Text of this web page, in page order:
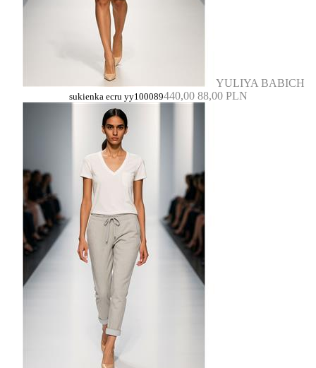
YULIYA BABICH
sukienka ecru yy100089440,00 88,00 PLN